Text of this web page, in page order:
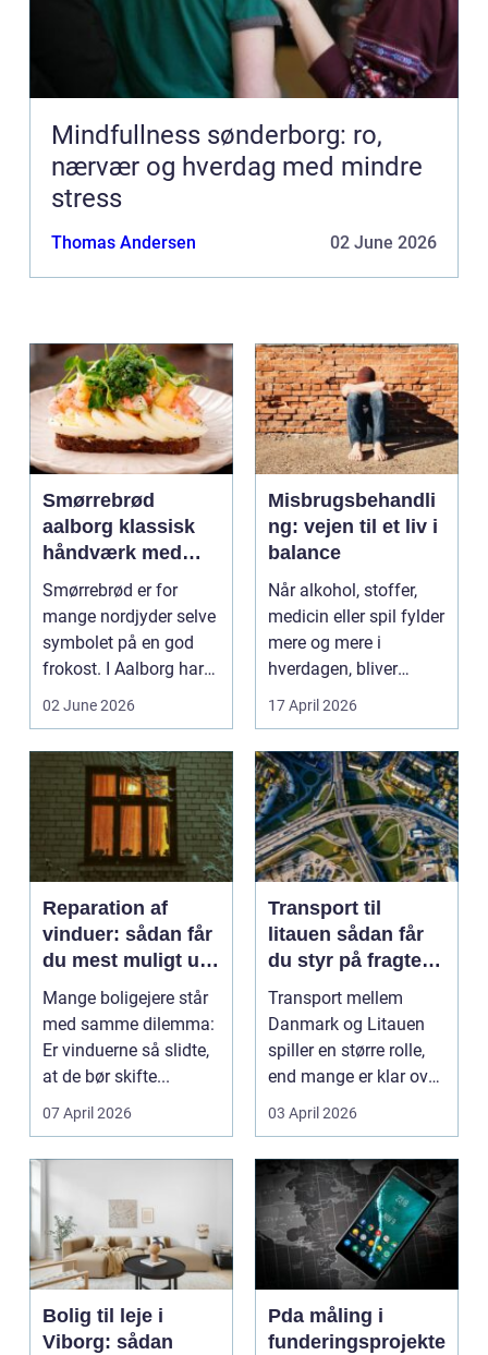
Mindfullness sønderborg: ro,
nærvær og hverdag med mindre
stress
Thomas Andersen 02 June 2026
Smørrebrød
aalborg klassisk
håndværk med
moderne twist
Smørrebrød er for
mange nordjyder selve
symbolet på en god
frokost. I Aalborg har
den klassiske spis...
02 June 2026
Misbrugsbehandli
ng: vejen til et liv i
balance
Når alkohol, stoffer,
medicin eller spil fylder
mere og mere i
hverdagen, bliver
grænsen...
17 April 2026
Reparation af
vinduer: sådan får
du mest muligt ud
af dine gamle
vinduer
Mange boligejere står
med samme dilemma:
Er vinduerne så slidte,
at de bør skifte...
07 April 2026
Transport til
litauen sådan får
du styr på fragten
til baltikum
Transport mellem
Danmark og Litauen
spiller en større rolle,
end mange er klar over.
Litauen er et n...
03 April 2026
Bolig til leje i
Viborg: sådan
Pda måling i
funderingsprojekte